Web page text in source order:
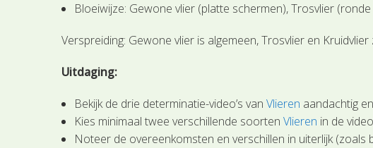
Bloeiwijze: Gewone vlier (platte schermen), Trosvlier
Verspreiding: Gewone vlier is algemeen, Trosvlier en
Uitdaging:
Bekijk de drie determinatie-video’s van Vlieren aandachtig
Kies minimaal twee verschillende soorten Vlieren in de
Noteer de overeenkomsten en verschillen in uiterlijk (zoals